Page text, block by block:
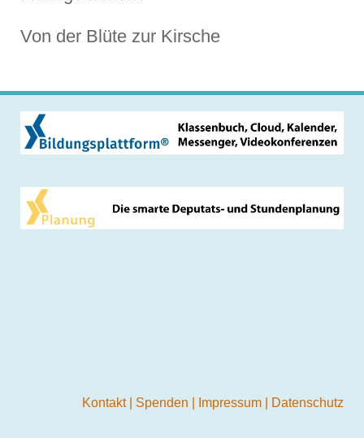
Von der Blüte zur Kirsche
Kontakt Spenden Impressum Datenschutz